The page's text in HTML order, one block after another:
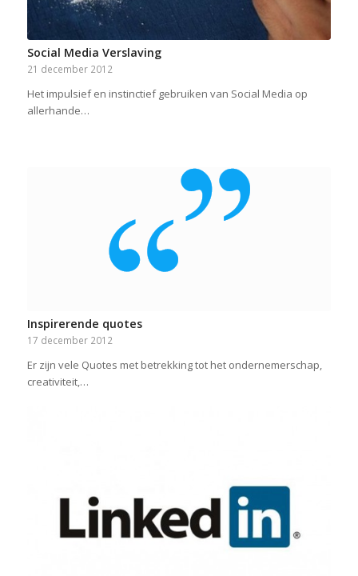
Social Media Verslaving
21 december 2012
Het impulsief en instinctief gebruiken van Social Media op
allerhande…
Inspirerende quotes
17 december 2012
Er zijn vele Quotes met betrekking tot het ondernemerschap,
creativiteit,…